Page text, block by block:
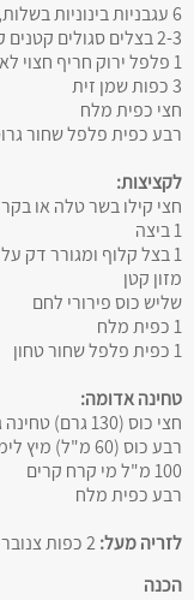
6 עגבניות בינוניות בשלות, חצויות לרוחב (עדיף מגי)
2-3 בצלים סגולים קטנים קלופים וחתוכים לרבעים
1 פלפל ירוק חריף חצוי לאורך ומרוקן מגרעינים
3 כפות שמן זית
חצי כפית מלח
רבע כפית פלפל שחור
לקציצות:
חצי קילו בשר טלה או בקר
1 ביצה
1 בצל קלוף ומגורר דק
מזון קטן
שליש כוס פירורי לחם
1 כפית מלח
1 כפית פלפל שחור טחון
טחינה אדומה:
חצי כוס (130 גרם) טחינה גולמית
רבע כוס (60 מ"ל) מיץ לימון
100 מ"ל מי קרח קרים
רבע כפית מלח
לזריה מעל:2 כפות צנוברים קלויים
הכנה